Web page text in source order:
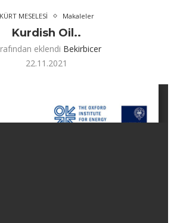
KÜRT MESELESİ Makaleler
Kurdish Oil..
eklendi Bekirbicer
22.11.2021